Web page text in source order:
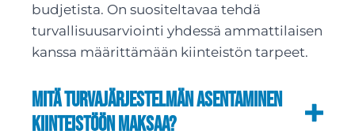
budjetista. On suositeltavaa tehdä
turvallisuusarviointi yhdessä ammattilaisen
kanssa määrittämään kiinteistön tarpeet.
Mitä turvajärjestelmän asentaminen
kiinteistöön maksaa?